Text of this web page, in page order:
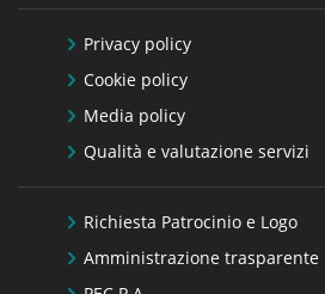
Privacy policy
Cookie policy
Media policy
Qualità e valutazione servizi
Richiesta Patrocinio e Logo
Amministrazione trasparente